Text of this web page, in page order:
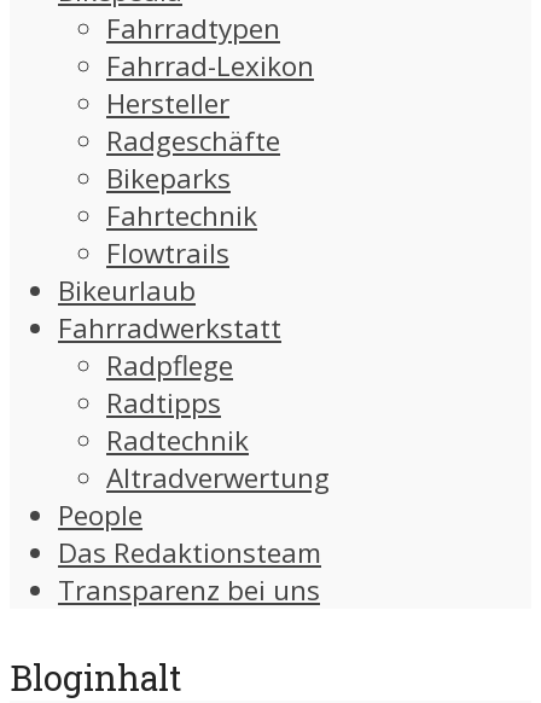
Fahrradtypen
Fahrrad-Lexikon
Hersteller
Radgeschäfte
Bikeparks
Fahrtechnik
Flowtrails
Bikeurlaub
Fahrradwerkstatt
Radpflege
Radtipps
Radtechnik
Altradverwertung
People
Das Redaktionsteam
Transparenz bei uns
Bloginhalt